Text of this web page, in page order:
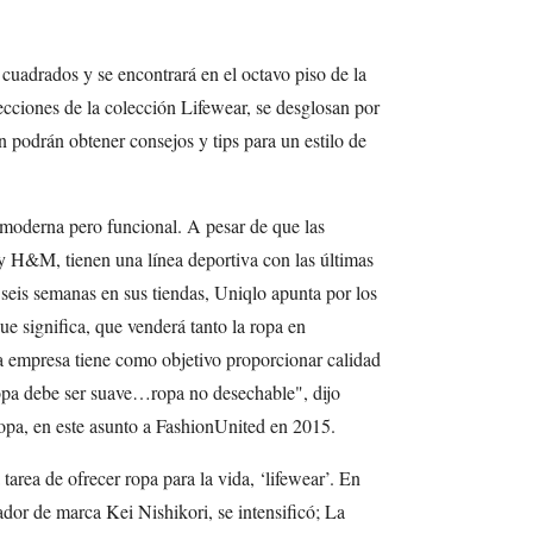
y se encontrará en el octavo piso de la
de la colección Lifewear, se desglosan por
obtener consejos y tips para un estilo de
pero funcional. A pesar de que las
H&M, tienen una línea deportiva con las últimas
semanas en sus tiendas, Uniqlo apunta por los
significa, que venderá tanto la ropa en
tiene como objetivo proporcionar calidad
debe ser suave…ropa no desechable", dijo
en este asunto a FashionUnited en 2015.
de ofrecer ropa para la vida, ‘lifewear’. En
de marca Kei Nishikori, se intensificó; La